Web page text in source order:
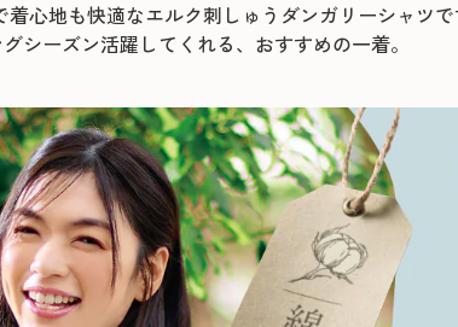
着心地も快適なエルク刺しゅうダンガリーシャツ
グシーズン活躍してくれる、おすすめの一着。